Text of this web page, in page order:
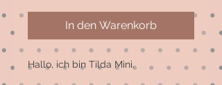
In den Warenkorb
Hallo, ich bin Tilda Mini.